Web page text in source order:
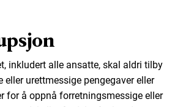
inkludert alle ansatte, skal aldri tilby
eller urettmessige pengegaver eller
for å oppnå forretningsmessige eller